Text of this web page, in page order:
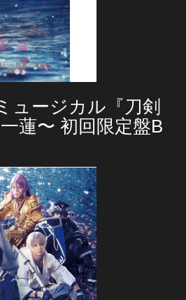
ュージカル『刀剣
蓮〜 初回限定盤B